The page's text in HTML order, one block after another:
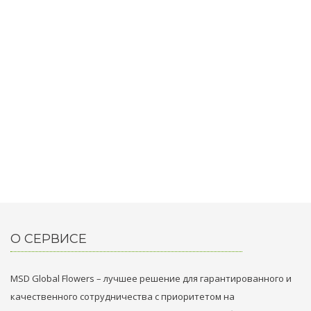
О СЕРВИСЕ
MSD Global Flowers – лучшее решение для гарантированного и
качественного сотрудничества с приоритетом на